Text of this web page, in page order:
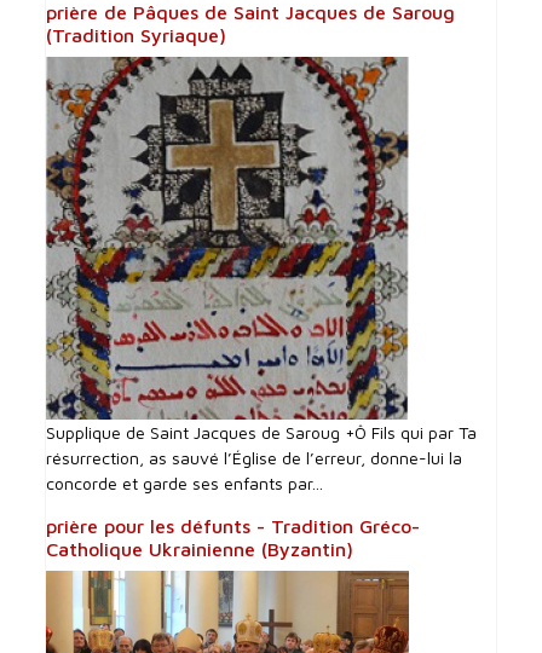
prière de Pâques de Saint Jacques de Saroug
(Tradition Syriaque)
Supplique de Saint Jacques de Saroug +Ô Fils qui par Ta
résurrection, as sauvé l’Église de l’erreur, donne-lui la
concorde et garde ses enfants par...
prière pour les défunts - Tradition Gréco-
Catholique Ukrainienne (Byzantin)